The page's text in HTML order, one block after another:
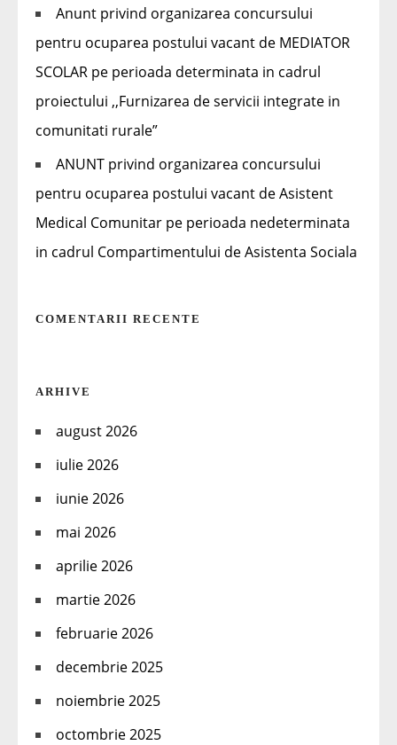
Anunt privind organizarea concursului
pentru ocuparea postului vacant de MEDIATOR
SCOLAR pe perioada determinata in cadrul
proiectului ,,Furnizarea de servicii integrate in
comunitati rurale”
ANUNT privind organizarea concursului
pentru ocuparea postului vacant de Asistent
Medical Comunitar pe perioada nedeterminata
in cadrul Compartimentului de Asistenta Sociala
COMENTARII RECENTE
ARHIVE
august 2026
iulie 2026
iunie 2026
mai 2026
aprilie 2026
martie 2026
februarie 2026
decembrie 2025
noiembrie 2025
octombrie 2025